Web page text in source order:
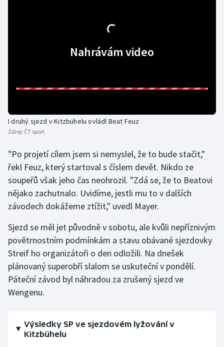
Moderní pětiboj
Motorsport
Olympijské hry
Parasport
Plavání
Plážový volejbal
Ragby
Rychlobruslení
Rychlostní kanoistika
Sportovní střelba
Nahrávám video
I druhý sjezd v Kitzbühelu ovládl Beat Feuz
Zdroj: ČT sport
"Po projetí cílem jsem si nemyslel, že to bude stačit,"
řekl Feuz, který startoval s číslem devět. Nikdo ze
soupeřů však jeho čas neohrozil. "Zdá se, že to Beatovi
nějako zachutnalo. Uvidíme, jestli mu to v dalších
závodech dokážeme ztížit," uvedl Mayer.
Sjezd se měl jet původně v sobotu, ale kvůli nepříznivým
povětrnostním podmínkám a stavu obávané sjezdovky
Streif ho organizátoři o den odložili. Na dnešek
plánovaný superobří slalom se uskuteční v pondělí.
Páteční závod byl náhradou za zrušený sjezd ve
Wengenu.
Výsledky SP ve sjezdovém lyžování v
Kitzbühelu